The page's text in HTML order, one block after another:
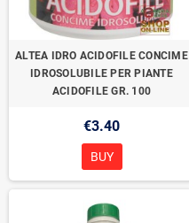
ALTEA IDRO ACIDOFILE CONCIME
IDROSOLUBILE PER PIANTE
ACIDOFILE GR. 100
€3.40
BUY